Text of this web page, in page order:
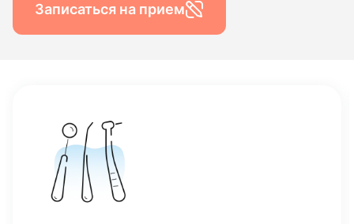
Записаться на прием